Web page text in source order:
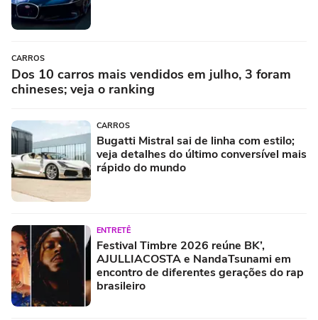
CARROS
Dos 10 carros mais vendidos em julho, 3 foram
chineses; veja o ranking
CARROS
Bugatti Mistral sai de linha com estilo;
veja detalhes do último conversível mais
rápido do mundo
ENTRETÊ
Festival Timbre 2026 reúne BK’,
AJULLIACOSTA e NandaTsunami em
encontro de diferentes gerações do rap
brasileiro